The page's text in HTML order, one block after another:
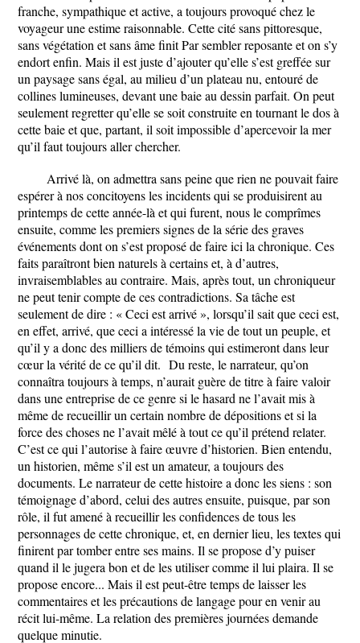
franche, sympathique et active, a toujours provoqué chez le
voyageur une estime raisonnable. Cette cité sans pittoresque,
sans végétation et sans âme finit Par sembler reposante et on s’y
endort enfin. Mais il est juste d’ajouter qu’elle s’est greffée sur
un paysage sans égal, au milieu d’un plateau nu, entouré de
collines lumineuses, devant une baie au dessin parfait. On peut
seulement regretter qu’elle se soit construite en tournant le dos à
cette baie et que, partant, il soit impossible d’apercevoir la mer
qu’il faut toujours aller chercher.
Arrivé là, on admettra sans peine que rien ne pouvait faire
espérer à nos concitoyens les incidents qui se produisirent au
printemps de cette année-là et qui furent, nous le comprîmes
ensuite, comme les premiers signes de la série des graves
événements dont on s’est proposé de faire ici la chronique. Ces
faits paraîtront bien naturels à certains et, à d’autres,
invraisemblables au contraire. Mais, après tout, un chroniqueur
ne peut tenir compte de ces contradictions. Sa tâche est
seulement de dire : « Ceci est arrivé », lorsqu’il sait que ceci est,
en effet, arrivé, que ceci a intéressé la vie de tout un peuple, et
qu’il y a donc des milliers de témoins qui estimeront dans leur
cœur la vérité de ce qu’il dit. Du reste, le narrateur, qu’on
connaîtra toujours à temps, n’aurait guère de titre à faire valoir
dans une entreprise de ce genre si le hasard ne l’avait mis à
même de recueillir un certain nombre de dépositions et si la
force des choses ne l’avait mêlé à tout ce qu’il prétend relater.
C’est ce qui l’autorise à faire œuvre d’historien. Bien entendu,
un historien, même s’il est un amateur, a toujours des
documents. Le narrateur de cette histoire a donc les siens : son
témoignage d’abord, celui des autres ensuite, puisque, par son
rôle, il fut amené à recueillir les confidences de tous les
personnages de cette chronique, et, en dernier lieu, les textes qui
finirent par tomber entre ses mains. Il se propose d’y puiser
quand il le jugera bon et de les utiliser comme il lui plaira. Il se
propose encore... Mais il est peut-être temps de laisser les
commentaires et les précautions de langage pour en venir au
récit lui-même. La relation des premières journées demande
quelque minutie.